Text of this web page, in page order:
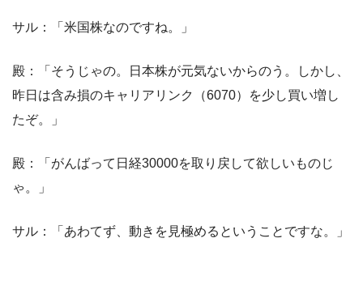
サル：「米国株なのですね。」
殿：「そうじゃの。日本株が元気ないからのう。しかし、
昨日は含み損のキャリアリンク（6070）を少し買い増し
たぞ。」
殿：「がんばって日経30000を取り戻して欲しいものじ
ゃ。」
サル：「あわてず、動きを見極めるということですな。」